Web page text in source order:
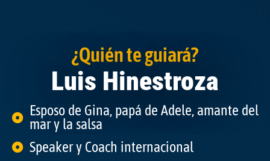
¿Quién te guiará?
Luis Hinestroza
Esposo de Gina, papá de Adele, amante del
mar y la salsa
Speaker y Coach internacional